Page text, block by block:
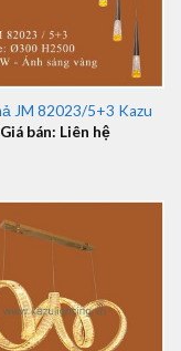
JM 82023/5+3 Kazu
Giá bán: Liên hệ